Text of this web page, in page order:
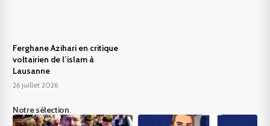
Ferghane Azihari en critique
voltairien de l’islam à
Lausanne
26 juillet 2026
Notre sélection